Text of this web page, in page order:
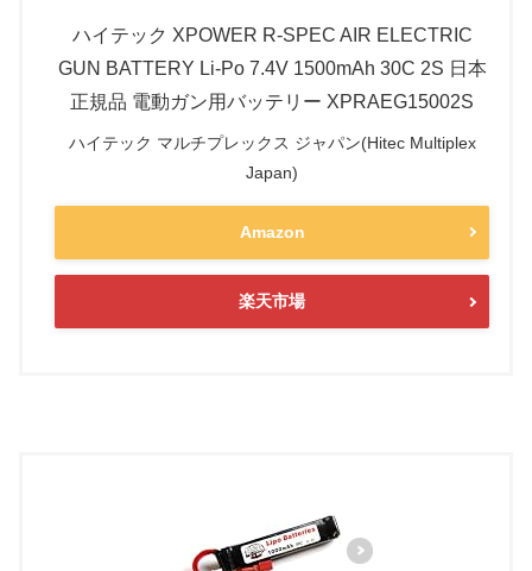
ハイテック XPOWER R-SPEC AIR ELECTRIC
GUN BATTERY Li-Po 7.4V 1500mAh 30C 2S 日本
正規品 電動ガン用バッテリー XPRAEG15002S
ハイテック マルチプレックス ジャパン(Hitec Multiplex
Japan)
Amazon
楽天市場